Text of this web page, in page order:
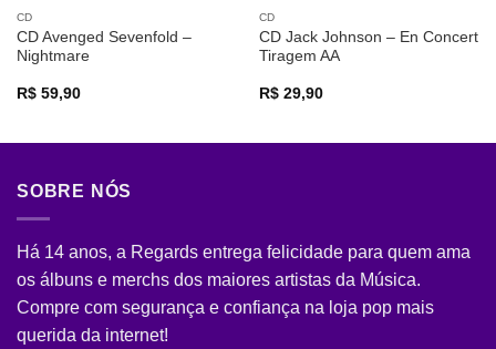
CD
CD Avenged Sevenfold –
Nightmare
R$59,90
CD
CD Jack Johnson – En Concert
Tiragem AA
R$29,90
SOBRE NÓS
Há 14 anos, a Regards entrega felicidade para quem ama
os álbuns e merchs dos maiores artistas da Música.
Compre com segurança e confiança na loja pop mais
querida da internet!